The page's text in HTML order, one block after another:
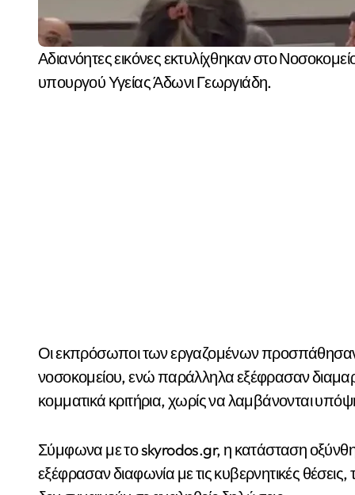
Αδιανόητες εικόνες εκτυλίχθηκαν στο Νοσοκομείο Ρόδου, κατά τη διάρκεια της επίσκεψης του
υπουργού Υγείας Άδωνι Γεωργιάδη.
Οι εκπρόσωποι των εργαζομένων προσπάθησαν
νοσοκομείου, ενώ παράλληλα εξέφρασαν
κομματικά κριτήρια, χωρίς να λαμβάνονται υπόψη
Σύμφωνα με το skyrodos.gr, η κατάσταση
εξέφρασαν διαφωνία με τις κυβερνητικές